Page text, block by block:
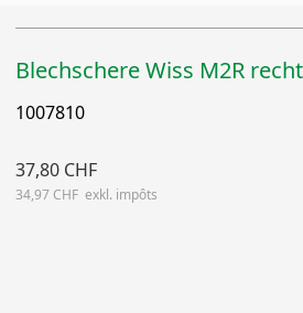
Blechschere Wiss M2R
1007810
37,80 CHF
34,97 CHF